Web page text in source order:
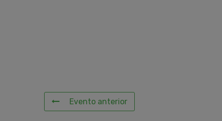
Evento anterior